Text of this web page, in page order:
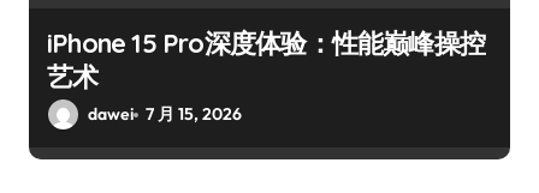
iPhone 15 Pro深度体验：性能巅峰操控
艺术
dawei 7 月 15, 2026